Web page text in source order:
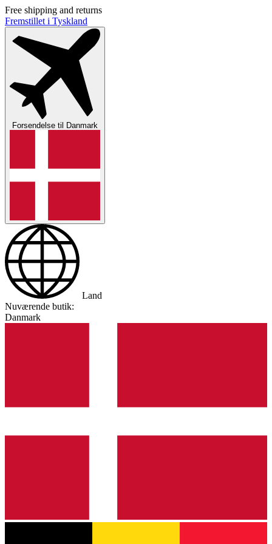
Free shipping and returns
Fremstillet i Tyskland
Forsendelse til Danmark
Land
Nuværende butik:
Danmark